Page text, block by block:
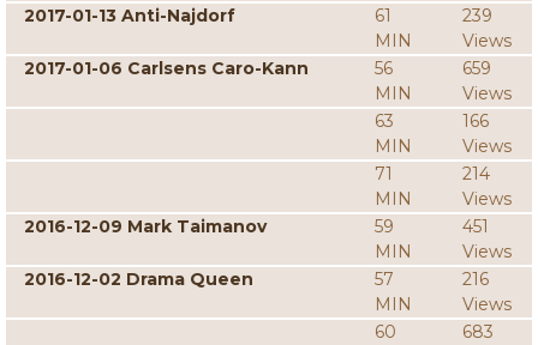
2017-01-13 Anti-Najdorf
61
MIN
239
Views
2017-01-06 Carlsens Caro-Kann
56
MIN
659
Views
63
MIN
166
Views
71
MIN
214
Views
2016-12-09 Mark Taimanov
59
MIN
451
Views
2016-12-02 Drama Queen
57
MIN
216
Views
60
683